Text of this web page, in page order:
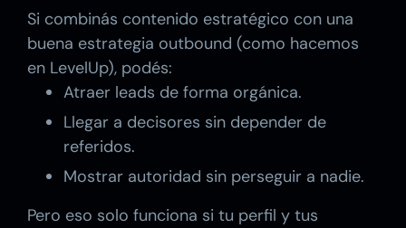
Si combinás contenido estratégico con una
buena estrategia outbound (como hacemos
en LevelUp), podés:
Atraer leads de forma orgánica.
Llegar a decisores sin depender de
referidos.
Mostrar autoridad sin perseguir a nadie.
Pero eso solo funciona si tu perfil y tus